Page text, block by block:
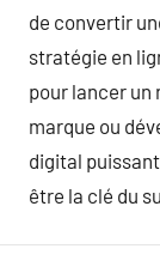
de convertir
stratégie en
pour lancer un
marque ou
digital
être la clé du